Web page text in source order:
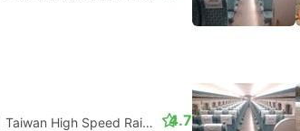
| Taiwan High Speed Rail | Pociąg #829| Miejsce
4.7